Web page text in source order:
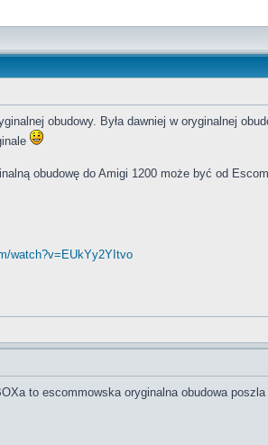
obudowy. Była dawniej w oryginalnej
obudowę do Amigi 1200 może być od
watch?v=EUkYy2YItvo
to escommowska oryginalna obudowa